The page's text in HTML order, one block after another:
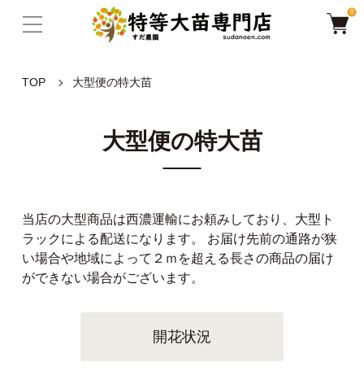
0
TOP 大型便の特大苗
大型便の特大苗
当店の大型商品は西濃運輸にお頼みしており、大型ト
ラックによる配送になります。 お届け先前の通路が狭
い場合や地域によって２ｍを超える長さの商品の届け
ができない場合がございます。
開花状況